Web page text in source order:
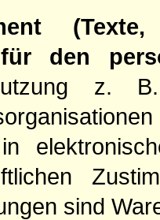
den
z.
in
sind